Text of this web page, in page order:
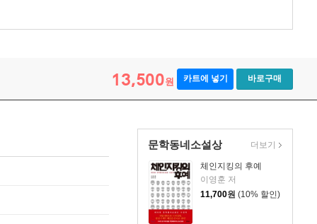
13,500원 카트에 넣기 바로구매
문학동네소설상
체인지킹의 후예
이영훈 저
11,700원 (10% 할인)
더보기